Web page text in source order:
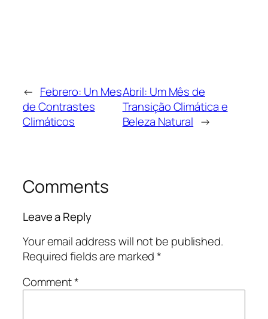
← Febrero: Un Mes
de Contrastes
Climáticos
Abril: Um Mês de
Transição Climática e
Beleza Natural →
Comments
Leave a Reply
Your email address will not be published.
Required fields are marked*
Comment*